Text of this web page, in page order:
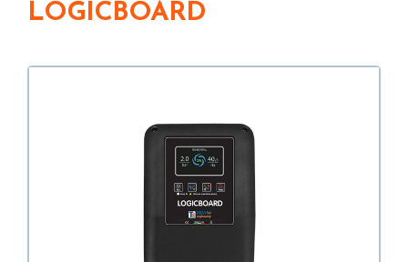
LOGICBOARD